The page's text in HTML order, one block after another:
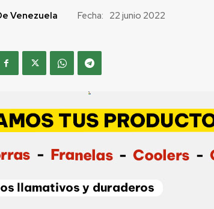
Venezuela Fecha: 22 junio 2022